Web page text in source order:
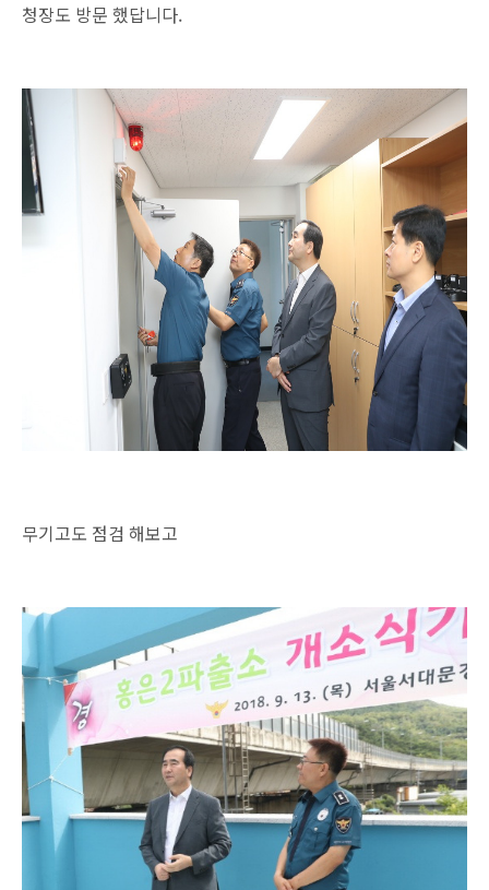
청장도 방문 했답니다.
무기고도 점검 해보고